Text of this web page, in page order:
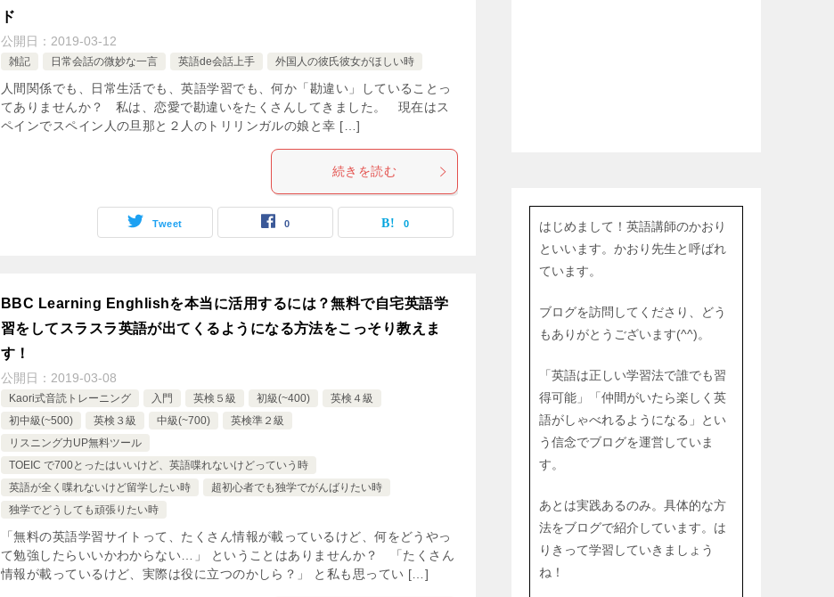
ド
公開日： 2019-03-12
雑記 日常会話の微妙な一言 英語de会話上手 外国人の彼氏彼女がほしい時
人間関係でも、日常生活でも、英語学習でも、何か「勘違い」していることっ
てありませんか？ 私は、恋愛で勘違いをたくさんしてきました。 現在はス
ペインでスペイン人の旦那と２人のトリリンガルの娘と幸 […]
続きを読む
Tweet 0 0
BBC Learning Enghlishを本当に活用するには？無料で自宅英語学
習をしてスラスラ英語が出てくるようになる方法をこっそり教えま
す！
公開日： 2019-03-08
Kaori式音読トレーニング 入門 英検５級 初級(~400)
英検４級
初中級(~500)
英検３級 中級(~700)
英検準２級
リスニング力UP無料ツール
TOEIC で700とったはいいけど、英語喋れないけどっていう時
英語が全く喋れないけど留学したい時
超初心者でも独学でがんばりたい時
独学でどうしても頑張りたい時
「無料の英語学習サイトって、たくさん情報が載っているけど、何をどうやっ
て勉強したらいいかわからない…」 ということはありませんか？ 「たくさん
情報が載っているけど、実際は役に立つのかしら？」 と私も思ってい […]
はじめまして！英語講師のかおり
といいます。かおり先生と呼ばれ
ています。
ブログを訪問してくださり、どう
もありがとうございます(^^)。
「英語は正しい学習法で誰でも習
得可能」「仲間がいたら楽しく英
語がしゃべれるようになる」とい
う信念でブログを運営していま
す。
あとは実践あるのみ。具体的な方
法をブログで紹介しています。は
りきって学習していきましょう
ね！